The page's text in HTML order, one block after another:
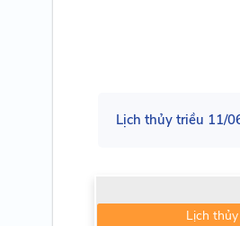
Lịch thủy triều 11/
Lịch